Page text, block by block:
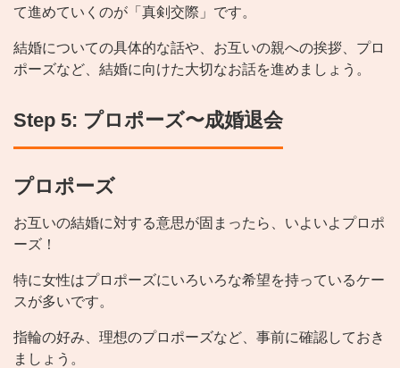
て進めていくのが「真剣交際」です。
結婚についての具体的な話や、お互いの親への挨拶、プロ
ポーズなど、結婚に向けた大切なお話を進めましょう。
Step 5: プロポーズ〜成婚退会
プロポーズ
お互いの結婚に対する意思が固まったら、いよいよプロポ
ーズ！
特に女性はプロポーズにいろいろな希望を持っているケー
スが多いです。
指輪の好み、理想のプロポーズなど、事前に確認しておき
ましょう。